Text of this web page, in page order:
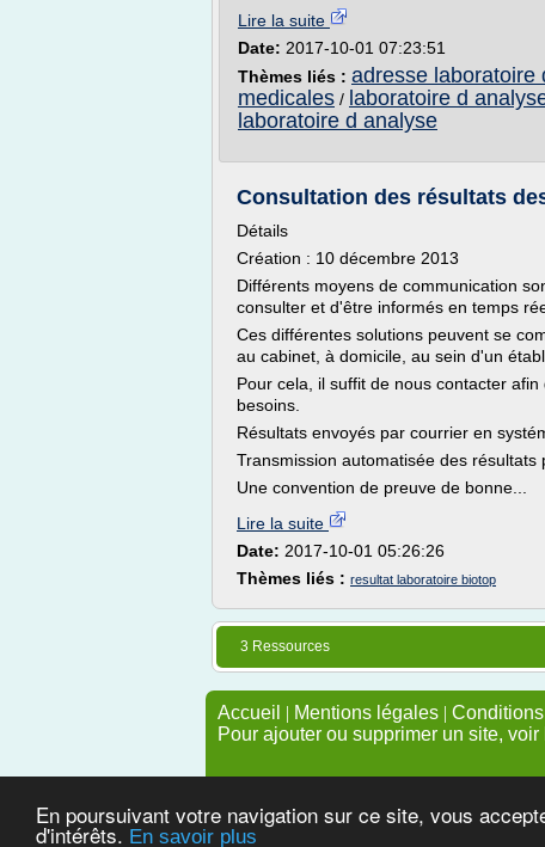
En poursuivant votre navigation sur ce site, vous
d'intérêts. En savoir plus
Lire la suite
Date: 2017-10-01 07:23:51
Thèmes liés : adresse laboratoire
medicales / laboratoire d
laboratoire d analyse
Consultation des résultats
Détails
Création : 10 décembre 2013
Différents moyens de communication
consulter et d'être informés en temps
Ces différentes solutions peuvent se
au cabinet, à domicile, au sein d'un
Pour cela, il suffit de nous contacter
besoins.
Résultats envoyés par courrier en
Transmission automatisée des résultats
Une convention de preuve de bonne...
Lire la suite
Date: 2017-10-01 05:26:26
Thèmes liés : resultat laboratoire biotop
3 Ressources
Accueil | Mentions légales |
Pour ajouter ou supprimer un site,